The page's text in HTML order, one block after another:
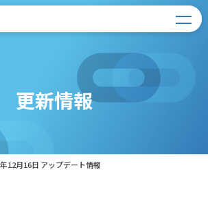
更新情報
12月16日 アップデート情報